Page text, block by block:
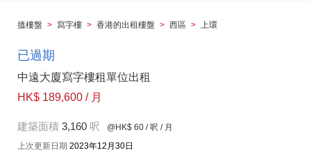
搵樓盤 > 寫字樓 > 香港的出租樓盤 > 西區 > 上環
已過期
中遠大廈寫字樓租單位出租
HK$ 189,600 / 月
建築面積 3,160 呎 @HK$ 60 / 呎 / 月
上次更新日期 2023年12月30日